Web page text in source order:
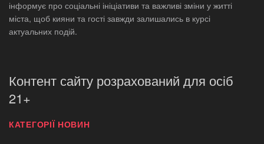
інформує про соціальні ініціативи та важливі зміни у житті
міста, щоб кияни та гості завжди залишались в курсі
актуальних подій.
Контент сайту розрахований для осіб
21+
КАТЕГОРІЇ НОВИН